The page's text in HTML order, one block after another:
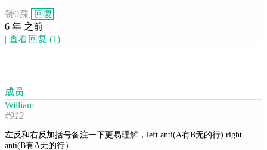
赞0踩
回复
6 年 之前
| 查看回复 (1)
成员
William
#912
左反和右反加括号备注一下更易理解，left anti(A有B无的行) right
anti(B有A无的行）